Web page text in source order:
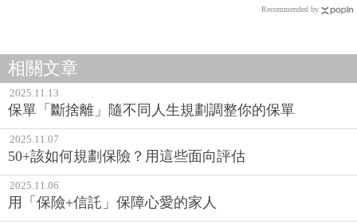
Recommended by
相關文章
2025.11.13
保單「斷捨離」隨不同人生規劃調整你的保單
2025.11.07
50+該如何規劃保險？用這些面向評估
2025.11.06
用「保險+信託」保障心愛的家人